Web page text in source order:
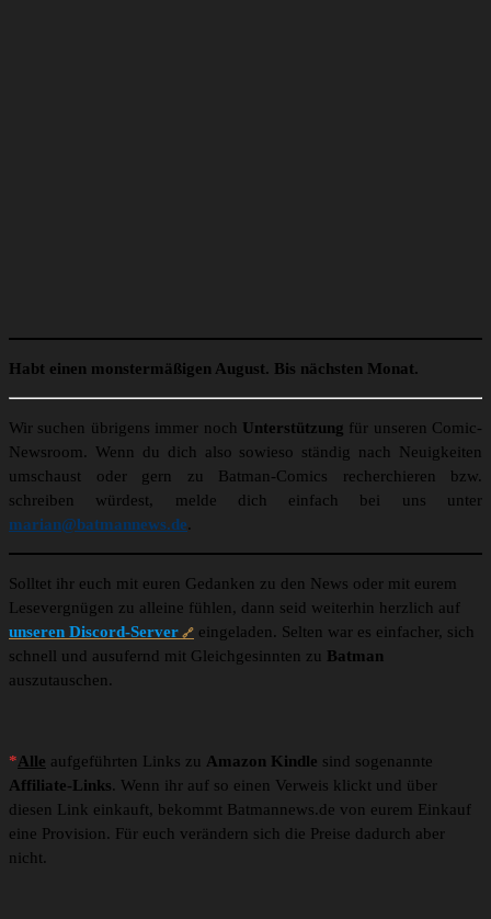
Habt einen monstermäßigen August. Bis nächsten Monat.
Wir suchen übrigens immer noch Unterstützung für unseren Comic-
Newsroom. Wenn du dich also sowieso ständig nach Neuigkeiten
umschaust oder gern zu Batman-Comics recherchieren bzw.
schreiben würdest, melde dich einfach bei uns unter
marian@batmannews.de.
Solltet ihr euch mit euren Gedanken zu den News oder mit eurem
Lesevergnügen zu alleine fühlen, dann seid weiterhin herzlich auf
unseren Discord-Server
eingeladen. Selten war es einfacher, sich
schnell und ausufernd mit Gleichgesinnten zu Batman
auszutauschen.
*Alle aufgeführten Links zu Amazon Kindle sind sogenannte
Affiliate-Links. Wenn ihr auf so einen Verweis klickt und über
diesen Link einkauft, bekommt Batmannews.de von eurem Einkauf
eine Provision. Für euch verändern sich die Preise dadurch aber
nicht.